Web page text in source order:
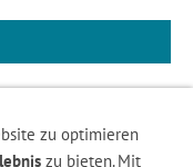
zu optimieren
zu bieten. Mit